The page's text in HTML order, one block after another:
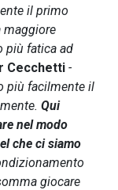
il primo
maggiore
più fatica ad
Cecchetti -
più facilmente il
Qui
nel modo
che ci siamo
giocare